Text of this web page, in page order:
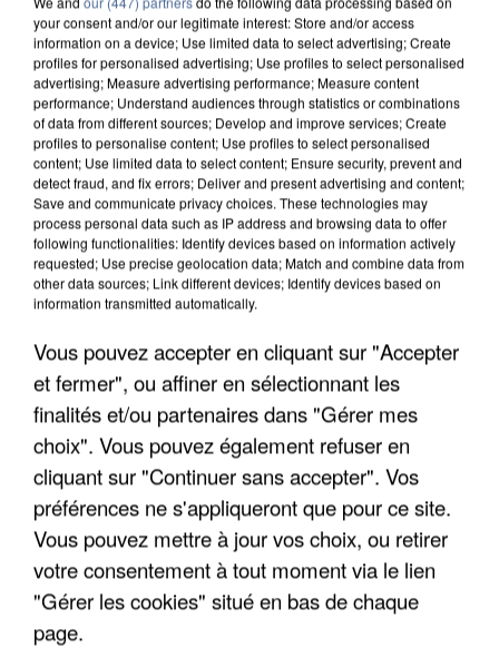
DE FAUNE SAUVAGE SONT...
your consent and/or our legitimate interest: Store and/or access
information on a device; Use limited data to select advertising; Create
profiles for personalised advertising; Use profiles to select personalised
advertising; Measure advertising performance; Measure content
performance; Understand audiences through statistics or combinations
of data from different sources; Develop and improve services; Create
profiles to personalise content; Use profiles to select personalised
content; Use limited data to select content; Ensure security, prevent and
detect fraud, and fix errors; Deliver and present advertising and content;
Save and communicate privacy choices. These technologies may
process personal data such as IP address and browsing data to offer
following functionalities: Identify devices based on information actively
requested; Use precise geolocation data; Match and combine data from
other data sources; Link different devices; Identify devices based on
information transmitted automatically.
Vous pouvez accepter en cliquant sur "Accepter
et fermer", ou affiner en sélectionnant les
finalités et/ou partenaires dans "Gérer mes
choix". Vous pouvez également refuser en
cliquant sur "Continuer sans accepter". Vos
préférences ne s'appliqueront que pour ce site.
Vous pouvez mettre à jour vos choix, ou retirer
votre consentement à tout moment via le lien
"Gérer les cookies" situé en bas de chaque
page.